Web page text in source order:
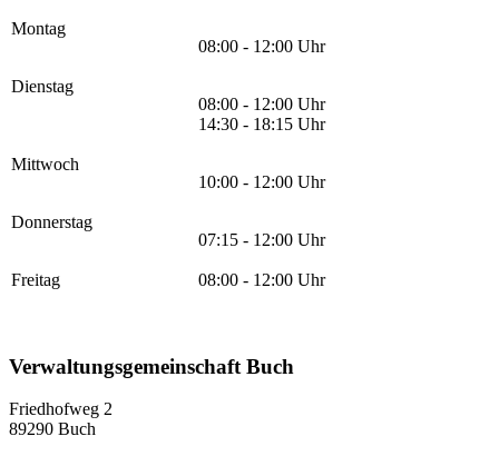
Montag
08:00 - 12:00 Uhr
Dienstag
08:00 - 12:00 Uhr
14:30 - 18:15 Uhr
Mittwoch
10:00 - 12:00 Uhr
Donnerstag
07:15 - 12:00 Uhr
Freitag 08:00 - 12:00 Uhr
Verwaltungsgemeinschaft Buch
Friedhofweg 2
89290 Buch